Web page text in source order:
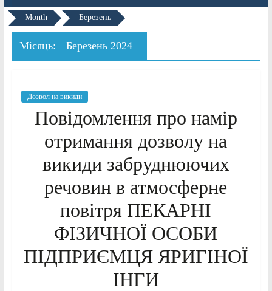
Month Березень
Місяць: Березень 2024
Дозвол на викиди
Повідомлення про намір
отримання дозволу на
викиди забруднюючих
речовин в атмосферне
повітря ПЕКАРНІ
ФІЗИЧНОЇ ОСОБИ
ПІДПРИЄМЦЯ ЯРИГІНОЇ
ІНГИ